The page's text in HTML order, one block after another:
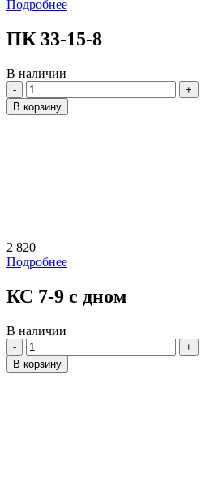
Подробнее
ПК 33-15-8
В наличии
Количество
В корзину
2 820
Подробнее
КС 7-9 с дном
В наличии
Количество
В корзину